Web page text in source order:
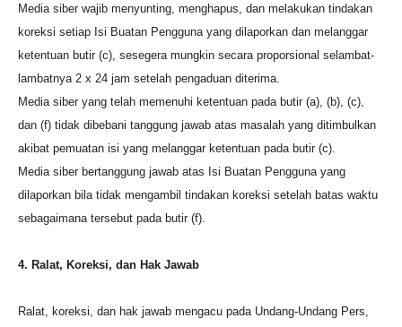
Media siber wajib menyunting, menghapus, dan melakukan tindakan
koreksi setiap Isi Buatan Pengguna yang dilaporkan dan melanggar
ketentuan butir (c), sesegera mungkin secara proporsional selambat-
lambatnya 2 x 24 jam setelah pengaduan diterima.
Media siber yang telah memenuhi ketentuan pada butir (a), (b), (c),
dan (f) tidak dibebani tanggung jawab atas masalah yang ditimbulkan
akibat pemuatan isi yang melanggar ketentuan pada butir (c).
Media siber bertanggung jawab atas Isi Buatan Pengguna yang
dilaporkan bila tidak mengambil tindakan koreksi setelah batas waktu
sebagaimana tersebut pada butir (f).
4. Ralat, Koreksi, dan Hak Jawab
Ralat, koreksi, dan hak jawab mengacu pada Undang-Undang Pers,